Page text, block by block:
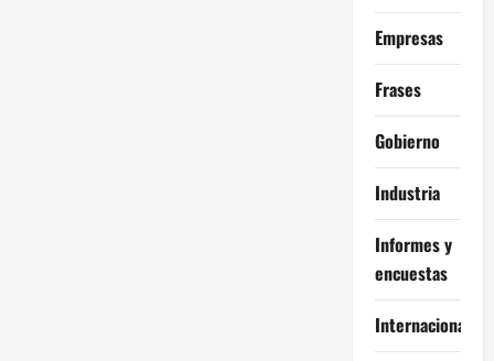
Empresas
Frases
Gobierno
Industria
Informes y
encuestas
Internacional